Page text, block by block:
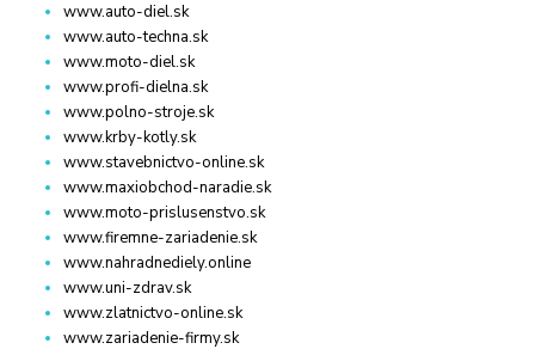
www.auto-diel.sk
www.auto-techna.sk
www.moto-diel.sk
www.profi-dielna.sk
www.polno-stroje.sk
www.krby-kotly.sk
www.stavebnictvo-online.sk
www.maxiobchod-naradie.sk
www.moto-prislusenstvo.sk
www.firemne-zariadenie.sk
www.nahradnediely.online
www.uni-zdrav.sk
www.zlatnictvo-online.sk
www.zariadenie-firmy.sk